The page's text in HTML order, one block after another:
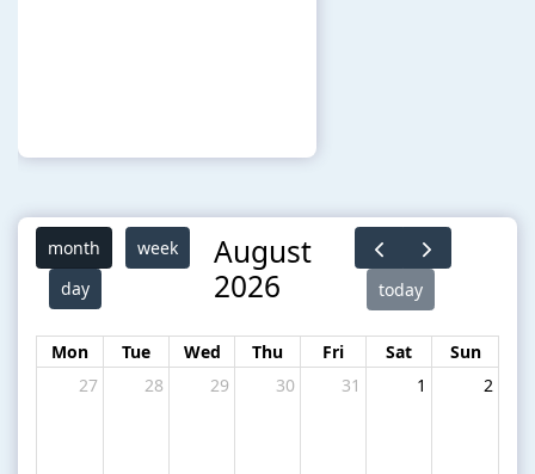
month
week
day
August
2026
today
Mon Tue Wed Thu Fri Sat
Sun
27
28 29 30 31 1 2